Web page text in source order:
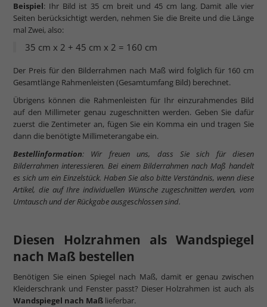
Beispiel: Ihr Bild ist 35 cm breit und 45 cm lang. Damit alle vier
Seiten berücksichtigt werden, nehmen Sie die Breite und die Länge
mal Zwei, also:
35 cm x 2 + 45 cm x 2 = 160 cm
Der Preis für den Bilderrahmen nach Maß wird folglich für 160 cm
Gesamtlänge Rahmenleisten (Gesamtumfang Bild) berechnet.
Übrigens können die Rahmenleisten für Ihr einzurahmendes Bild
auf den Millimeter genau zugeschnitten werden. Geben Sie dafür
zuerst die Zentimeter an, fügen Sie ein Komma ein und tragen Sie
dann die benötigte Millimeterangabe ein.
Bestellinformation: Wir freuen uns, dass Sie sich für diesen
Bilderrahmen interessieren. Bei einem Bilderrahmen nach Maß handelt
es sich um ein Einzelstück. Haben Sie also bitte Verständnis, wenn diese
Artikel, die auf Ihre individuellen Wünsche zugeschnitten werden, vom
Umtausch und der Rückgabe ausgeschlossen sind.
Diesen Holzrahmen als Wandspiegel
nach Maß bestellen
Benötigen Sie einen Spiegel nach Maß, damit er genau zwischen
Kleiderschrank und Fenster passt? Dieser Holzrahmen ist auch als
Wandspiegel nach Maß lieferbar.